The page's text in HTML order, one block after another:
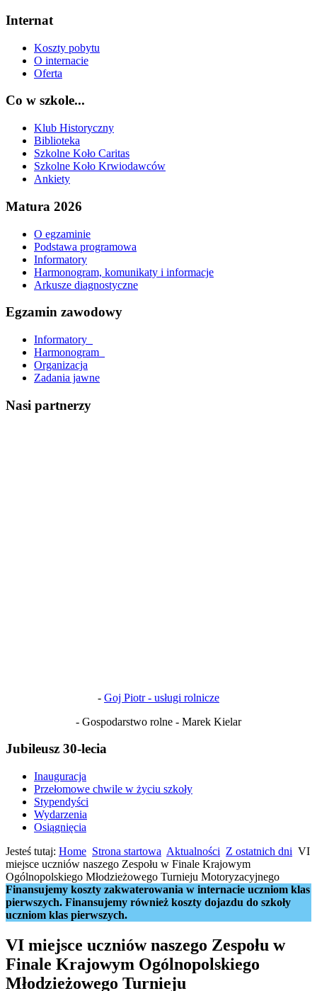
Internat
Koszty pobytu
O internacie
Oferta
Co w szkole...
Klub Historyczny
Biblioteka
Szkolne Koło Caritas
Szkolne Koło Krwiodawców
Ankiety
Matura 2026
O egzaminie
Podstawa programowa
Informatory
Harmonogram, komunikaty i informacje
Arkusze diagnostyczne
Egzamin zawodowy
Informatory_
Harmonogram_
Organizacja
Zadania jawne
Nasi partnerzy
- Goj Piotr - usługi rolnicze
- Gospodarstwo rolne - Marek Kielar
Jubileusz 30-lecia
Inauguracja
Przełomowe chwile w życiu szkoły
Stypendyści
Wydarzenia
Osiągnięcia
Jesteś tutaj: Home Strona startowa Aktualności Z ostatnich dni VI
miejsce uczniów naszego Zespołu w Finale Krajowym
Ogólnopolskiego Młodzieżowego Turnieju Motoryzacyjnego
Finansujemy koszty zakwaterowania w internacie uczniom klas
pierwszych. Finansujemy również koszty dojazdu do szkoły
uczniom klas pierwszych.
VI miejsce uczniów naszego Zespołu w
Finale Krajowym Ogólnopolskiego
Młodzieżowego Turnieju